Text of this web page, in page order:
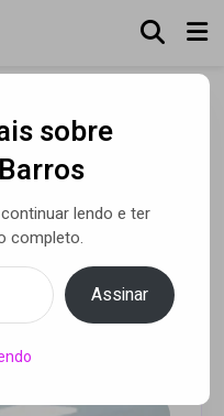
mental
nas
• 17 abr 2026
sobre
lendo e ter
completo.
Assinar